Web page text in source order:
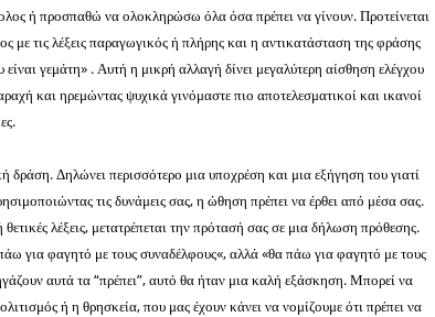
ή προσπαθώ να ολοκληρώσω όλα όσα πρέπει να γίνουν. Προτείνεται
με τις λέξεις παραγωγικός ή πλήρης και η αντικατάσταση της φράσης
γεμάτη» . Αυτή η μικρή αλλαγή δίνει μεγαλύτερη αίσθηση ελέγχου
και ηρεμώντας ψυχικά γινόμαστε πιο αποτελεσματικοί και ικανοί
δράση. Δηλώνει περισσότερο μια υποχρέση και μια εξήγηση του γιατί
τις δυνάμεις σας, η ώθηση πρέπει να έρθει από μέσα σας.
λέξεις, μετατρέπεται την πρότασή σας σε μια δήλωση πρόθεσης.
για φαγητό με τους συναδέλφους«, αλλά «θα πάω για φαγητό με τους
αυτά τα “πρέπει”, αυτό θα ήταν μια καλή εξάσκηση. Μπορεί να
ή η θρησκεία, που μας έχουν κάνει να νομίζουμε ότι πρέπει να